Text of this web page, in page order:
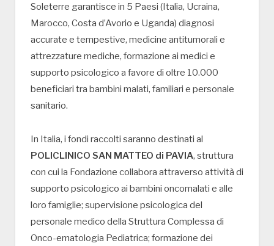
Soleterre garantisce in 5 Paesi (Italia, Ucraina,
Marocco, Costa d’Avorio e Uganda) diagnosi
accurate e tempestive, medicine antitumorali e
attrezzature mediche, formazione ai medici e
supporto psicologico a favore di oltre 10.000
beneficiari tra bambini malati, familiari e personale
sanitario.
In Italia, i fondi raccolti saranno destinati al
POLICLINICO SAN MATTEO di PAVIA, struttura
con cui la Fondazione collabora attraverso attività di
supporto psicologico ai bambini oncomalati e alle
loro famiglie; supervisione psicologica del
personale medico della Struttura Complessa di
Onco-ematologia Pediatrica; formazione dei